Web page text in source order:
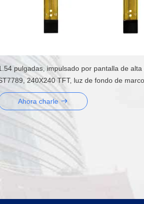
pulgadas, impulsado por pantalla de alta
240X240 TFT, luz de fondo de marco
opcional o luz de fondo integrada de plástico y
Ahora charle